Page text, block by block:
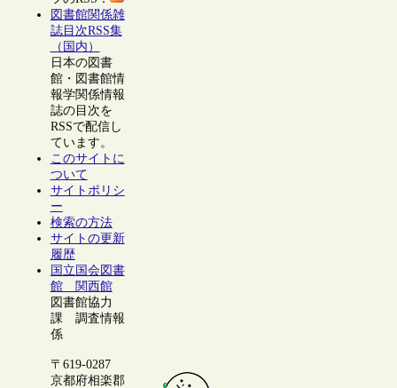
図書館関係雑
誌目次RSS集
（国内）
日本の図書
館・図書館情
報学関係情報
誌の目次を
RSSで配信し
ています。
このサイトに
ついて
サイトポリシ
ー
検索の方法
サイトの更新
履歴
国立国会図書
館 関西館
図書館協力
課 調査情報
係
〒619-0287
京都府相楽郡